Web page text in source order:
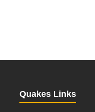
Quakes Links